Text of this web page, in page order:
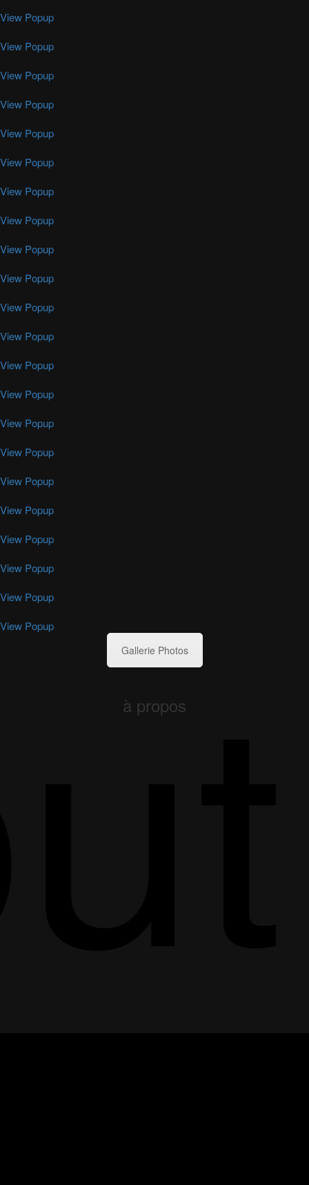
View Popup
View Popup
View Popup
View Popup
View Popup
View Popup
View Popup
View Popup
View Popup
View Popup
View Popup
View Popup
View Popup
View Popup
View Popup
View Popup
View Popup
View Popup
View Popup
View Popup
View Popup
View Popup
Gallerie Photos
à propos